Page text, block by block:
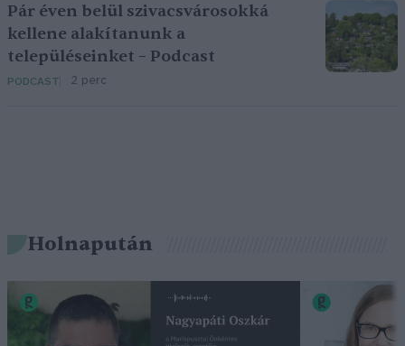
Pár éven belül szivacsvárosokká
kellene alakítanunk a
településeinket – Podcast
PODCAST 2 perc
Holnapután